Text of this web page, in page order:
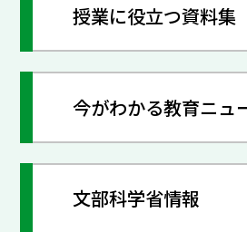
授業に役立つ資料集
今がわかる教育ニュ
文部科学省情報